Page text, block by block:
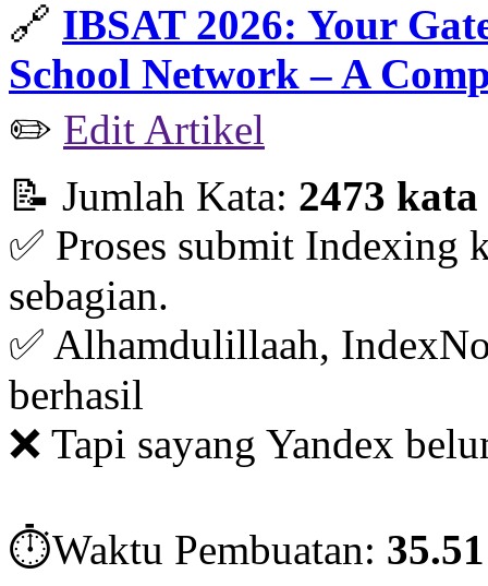
🔗 IBSAT 2026: Your
School Network – A
✏️ Edit Artikel
📝 Jumlah Kata: 2473 kata
✅ Proses submit Indexing
sebagian.
✅ Alhamdulillaah,
berhasil
❌ Tapi sayang Yandex
⏱️Waktu Pembuatan: 35.51